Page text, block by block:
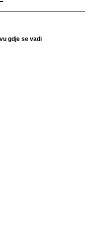
gdje se vadi